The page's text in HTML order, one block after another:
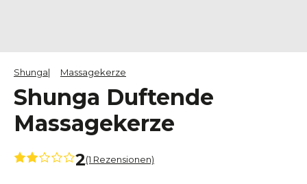
Shunga Massagekerze
Shunga Duftende
Massagekerze
2(1 Rezensionen)